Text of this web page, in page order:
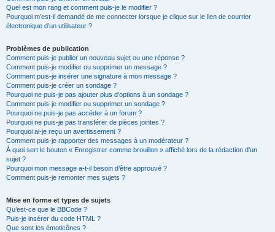
Quel est mon rang et comment puis-je le modifier ?
Pourquoi m’est-il demandé de me connecter lorsque je clique sur le lien de courrier
électronique d’un utilisateur ?
Problèmes de publication
Comment puis-je publier un nouveau sujet ou une réponse ?
Comment puis-je modifier ou supprimer un message ?
Comment puis-je insérer une signature à mon message ?
Comment puis-je créer un sondage ?
Pourquoi ne puis-je pas ajouter plus d’options à un sondage ?
Comment puis-je modifier ou supprimer un sondage ?
Pourquoi ne puis-je pas accéder à un forum ?
Pourquoi ne puis-je pas transférer de pièces jointes ?
Pourquoi ai-je reçu un avertissement ?
Comment puis-je rapporter des messages à un modérateur ?
À quoi sert le bouton « Enregistrer comme brouillon » affiché lors de la rédaction d’un
sujet ?
Pourquoi mon message a-t-il besoin d’être approuvé ?
Comment puis-je remonter mes sujets ?
Mise en forme et types de sujets
Qu’est-ce que le BBCode ?
Puis-je insérer du code HTML ?
Que sont les émoticônes ?